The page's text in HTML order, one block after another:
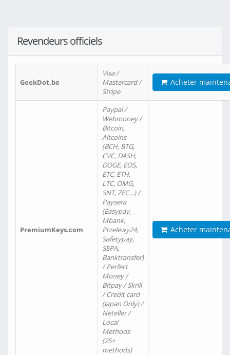
Revendeurs officiels
GeekDot.be
Visa /
Mastercard /
Stripe
Acheter
PremiumKeys.com
Paypal /
Webmoney /
Bitcoin,
Altcoins
(BCH, BTG,
CVC, DASH,
DOGE, EOS,
ETC, ETH,
LTC, OMG,
SNT, ZEC…) /
Paysera
(Easypay,
Mbank,
Przelewy24,
Safetypay,
SEPA,
Banktransfer)
/ Perfect
Money /
Bitpay / Skrill
/ Credit card
(Japan Only) /
Neteller /
Local
Methods
(25+
methods)
Acheter